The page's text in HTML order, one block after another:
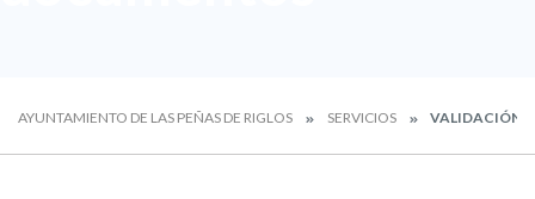
AYUNTAMIENTO DE LAS PEÑAS DE RIGLOS SERVICIOS VALIDACIÓN